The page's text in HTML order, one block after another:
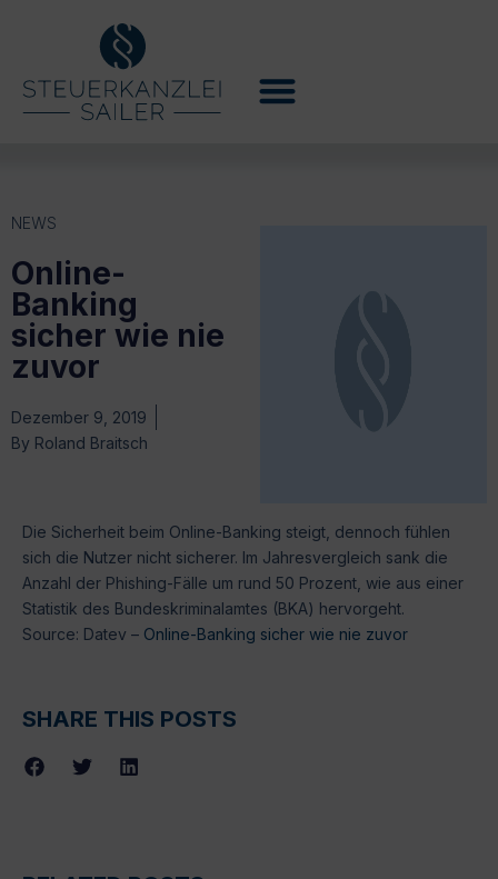
NEWS
Online-
Banking
sicher wie nie
zuvor
Dezember 9, 2019
By Roland Braitsch
Die Sicherheit beim Online-Banking steigt, dennoch fühlen
sich die Nutzer nicht sicherer. Im Jahresvergleich sank die
Anzahl der Phishing-Fälle um rund 50 Prozent, wie aus einer
Statistik des Bundeskriminalamtes (BKA) hervorgeht.
Source: Datev – Online-Banking sicher wie nie zuvor
SHARE THIS POSTS